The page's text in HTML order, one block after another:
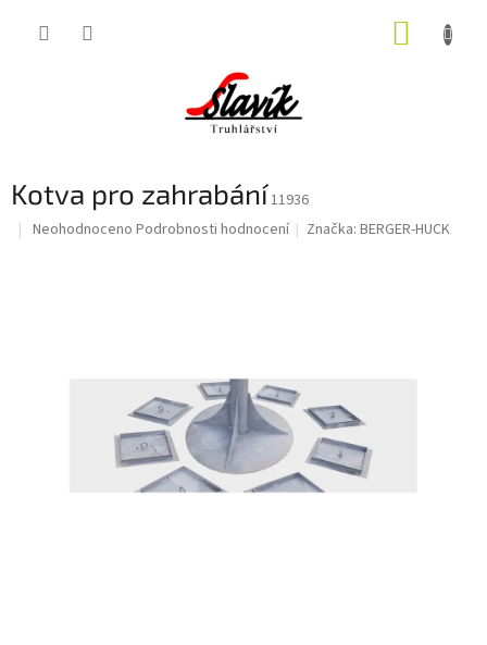
Kotva pro zahrabání11936
Průměrné
Neohodnoceno Podrobnosti hodnocení Značka:BERGER-HUCK